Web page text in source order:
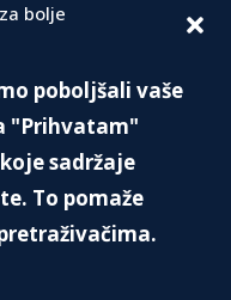
bolje
poboljšali vaše
"Prihvatam"
sadržaje
To pomaže
se sakriti? I gde bežati?